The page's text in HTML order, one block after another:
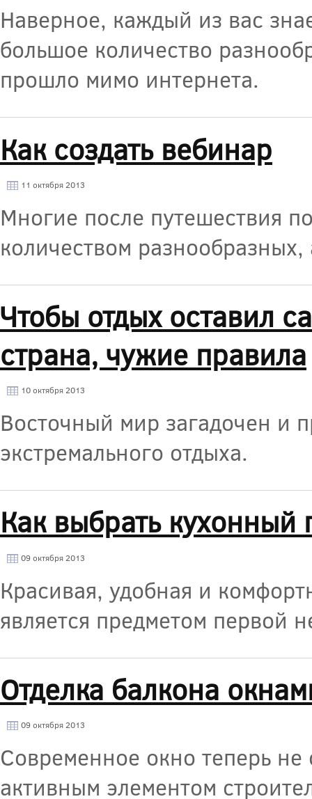
Наверное, каждый из вас
большое количество
прошло мимо интернета.
Как создать вебинар
11 октября 2013
Многие после путешествия
количеством
Чтобы отдых оставил
страна, чужие правила
10 октября 2013
Восточный мир загадочен и
экстремального отдыха.
Как выбрать кухонный
09 октября 2013
Красивая, удобная и
является предметом первой
Отделка балкона
09 октября 2013
Современное окно теперь не
активным элементом